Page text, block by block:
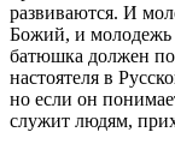
развиваются. И
Божий, и молодежь
батюшка должен
настоятеля в
но если он
служит людям,